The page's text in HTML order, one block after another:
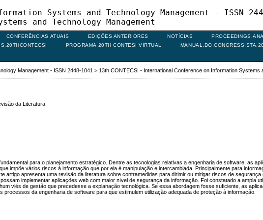
Systems and Technology Management - ISSN
and Technology Management
CONFERÊNCIAS ATUAIS EDIÇÕES ANTERIORES NOTÍCIAS
PROGRAMA 20TH CONTESI VIRTUAL
Management - ISSN 2448-1041 > 13th CONTECSI - International Conference on Information Systems
da Literatura
para o planejamento estratégico. Dentre as tecnologias relativas a engenharia de software, as
impõe vários riscos à informação que por ela é manipulação e intercambiada. Principalmente para
artigo apresenta uma revisão da literatura sobre contramedidas para dirimir ou mitigar riscos de
implementar aplicações web com maior nível de segurança da informação. Foi constatado a ampla
viés de gestão que precedesse a explanação tecnológica. Se essa abordagem fosse suficiente, as
da engenharia de software para que estimulem utilização adequada de proteção à informação.